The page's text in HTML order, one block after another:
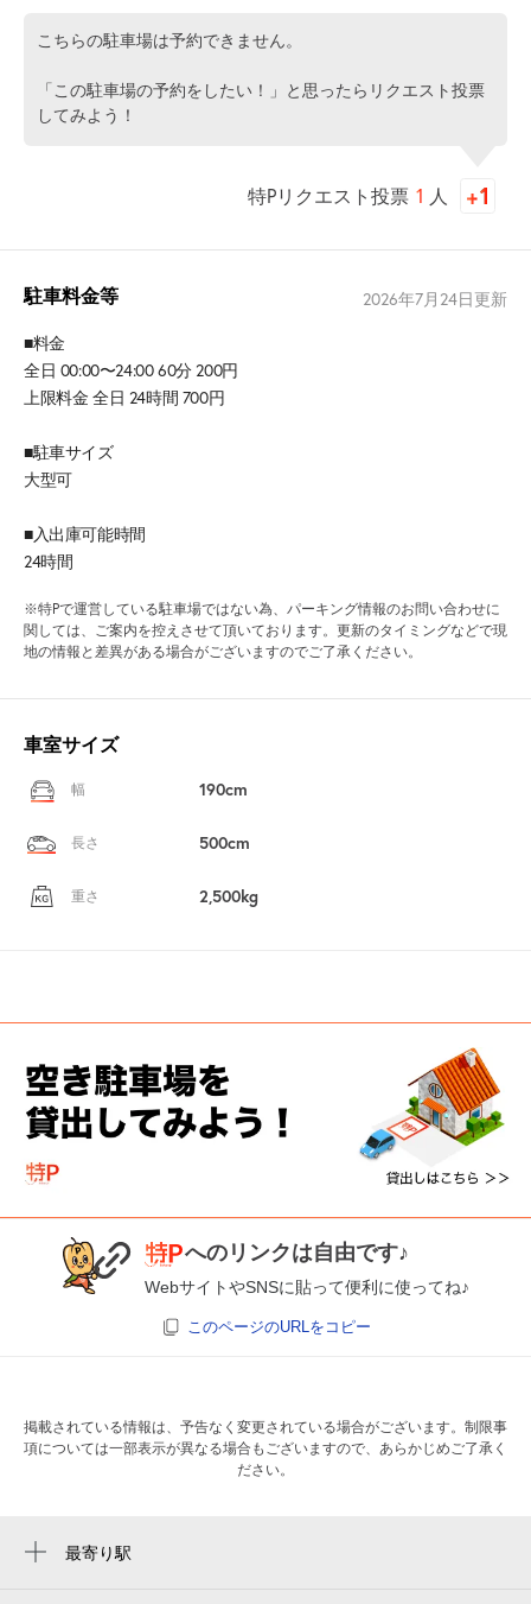
こちらの駐車場は予約できません。
「この駐車場の予約をしたい！」と思ったらリクエスト投票
してみよう！
特Pリクエスト投票 1 人
駐車料金等 2026年7月24日更新
■料金
全日 00:00〜24:00 60分 200円
上限料金 全日 24時間 700円
■駐車サイズ
大型可
■入出庫可能時間
24時間
※特Pで運営している駐車場ではない為、パーキング情報のお問い合わせに
関しては、ご案内を控えさせて頂いております。更新のタイミングなどで現
地の情報と差異がある場合がございますのでご了承ください。
車室サイズ
幅 190cm
長さ 500cm
重さ 2,500kg
へのリンクは自由です♪
WebサイトやSNSに貼って便利に使ってね♪
このページのURLをコピー
掲載されている情報は、予告なく変更されている場合がございます。制限事
項については一部表示が異なる場合もございますので、あらかじめご了承く
ださい。
最寄り駅